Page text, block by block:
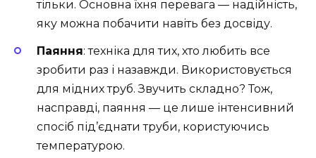
тільки. Основна їхня перевага — надійність,
яку можна побачити навіть без досвіду.
Паяння: техніка для тих, хто любить все
зробити раз і назавжди. Використовується
для мідних труб. Звучить складно? Тож,
насправді, паяння — це лише інтенсивний
спосіб під’єднати труби, користуючись
температурою.